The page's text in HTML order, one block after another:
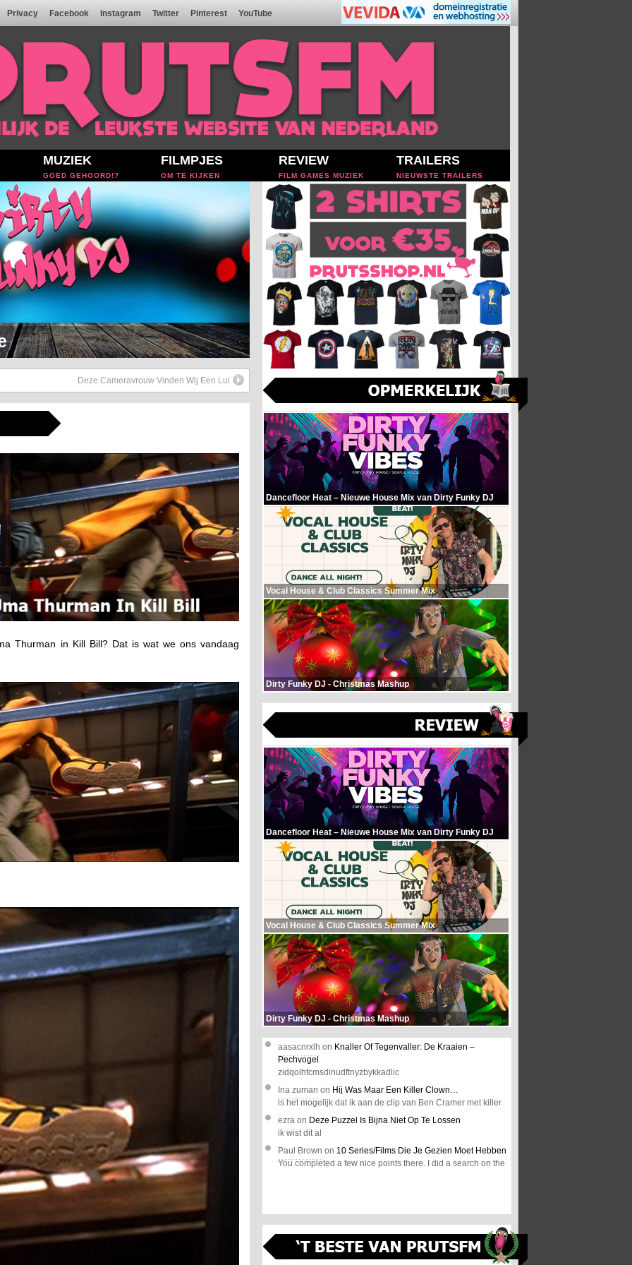
Privacy Facebook Instagram Twitter Pinterest YouTube
MUZIEK
GOED GEHOORD!?
FILMPJES
OM TE KIJKEN
REVIEW
FILM GAMES MUZIEK
TRAILERS
NIEUWSTE TRAILERS
Beats
Deze Cameravrouw Vinden Wij Een Lul
Thurman in Kill Bill? Dat is wat we ons vandaag
Dancefloor Heat – Nieuwe House Mix van Dirty Funky DJ
Vocal House & Club Classics Summer Mix
Dirty Funky DJ - Christmas Mashup
Dancefloor Heat – Nieuwe House Mix van Dirty Funky DJ
Vocal House & Club Classics Summer Mix
Dirty Funky DJ - Christmas Mashup
aasacnrxlh on Knaller Of Tegenvaller: De Kraaien –
Pechvogel
zidqolhfcmsdinudftnyzbykkadlic
Ina zuman on Hij Was Maar Een Killer Clown…
is het mogelijk dat ik aan de clip van Ben Cramer met killer
ezra on Deze Puzzel Is Bijna Niet Op Te Lossen
ik wist dit al
Paul Brown on 10 Series/Films Die Je Gezien Moet Hebben
You completed a few nice points there. I did a search on the